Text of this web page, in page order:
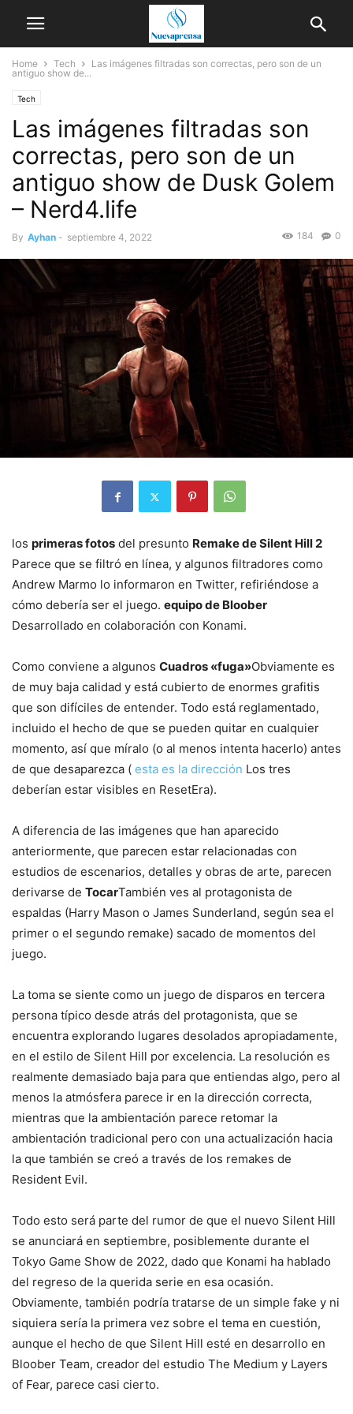
Home Tech
Las imágenes filtradas son correctas, pero son de un
antiguo show de...
Tech
Las imágenes filtradas son
correctas, pero son de un
antiguo show de Dusk Golem
– Nerd4.life
By Ayhan - septiembre 4, 2022 0
184
los primeras fotos del presunto Remake de Silent Hill 2
Parece que se filtró en línea, y algunos filtradores como
Andrew Marmo lo informaron en Twitter, refiriéndose a
cómo debería ser el juego. equipo de Bloober
Desarrollado en colaboración con Konami.
Como conviene a algunos Cuadros «fuga»Obviamente es
de muy baja calidad y está cubierto de enormes grafitis
que son difíciles de entender. Todo está reglamentado,
incluido el hecho de que se pueden quitar en cualquier
momento, así que míralo (o al menos intenta hacerlo) antes
de que desaparezca ( esta es la dirección Los tres
deberían estar visibles en ResetEra).
A diferencia de las imágenes que han aparecido
anteriormente, que parecen estar relacionadas con
estudios de escenarios, detalles y obras de arte, parecen
derivarse de TocarTambién ves al protagonista de
espaldas (Harry Mason o James Sunderland, según sea el
primer o el segundo remake) sacado de momentos del
juego.
La toma se siente como un juego de disparos en tercera
persona típico desde atrás del protagonista, que se
encuentra explorando lugares desolados apropiadamente,
en el estilo de Silent Hill por excelencia. La resolución es
realmente demasiado baja para que entiendas algo, pero al
menos la atmósfera parece ir en la dirección correcta,
mientras que la ambientación parece retomar la
ambientación tradicional pero con una actualización hacia
la que también se creó a través de los remakes de
Resident Evil.
Todo esto será parte del rumor de que el nuevo Silent Hill
se anunciará en septiembre, posiblemente durante el
Tokyo Game Show de 2022, dado que Konami ha hablado
del regreso de la querida serie en esa ocasión.
Obviamente, también podría tratarse de un simple fake y ni
siquiera sería la primera vez sobre el tema en cuestión,
aunque el hecho de que Silent Hill esté en desarrollo en
Bloober Team, creador del estudio The Medium y Layers
of Fear, parece casi cierto.